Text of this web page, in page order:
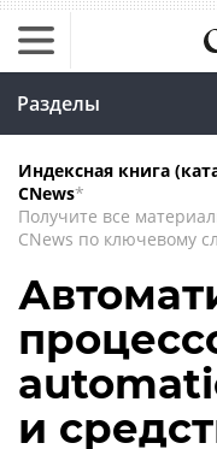
Разделы
Индексная книга
CNews*
Получите все
CNews по ключевому
и